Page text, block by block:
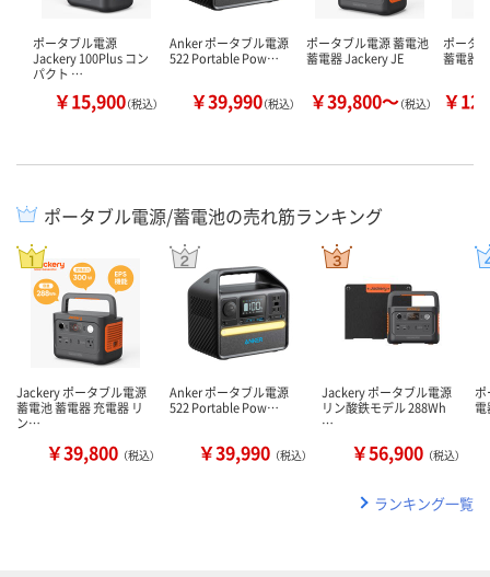
ポータブル電源
Jackery 100Plus コン
パクト …
￥15,900（税込）
Anker ポータブル電源
522 Portable Pow…
￥39,990（税込）
ポータブル電源 蓄電池
蓄電器 Jackery JE
￥39,800～（税込）
ポータ
蓄電器
￥
ポータブル電源/蓄電池の売れ筋ランキング
Jackery ポータブル電源
蓄電池 蓄電器 充電器 リ
ン…
￥39,800 （税込）
Anker ポータブル電源
522 Portable Pow…
￥39,990 （税込）
Jackery ポータブル電源
リン酸鉄モデル 288Wh
…
￥56,900 （税込）
ポ
ランキング一覧